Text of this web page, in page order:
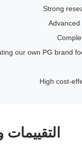
Strong
our own PG brand
High cost-